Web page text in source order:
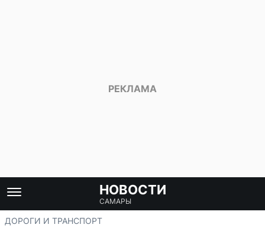
НОВОСТИ
САМАРЫ
ДОРОГИ И ТРАНСПОРТ